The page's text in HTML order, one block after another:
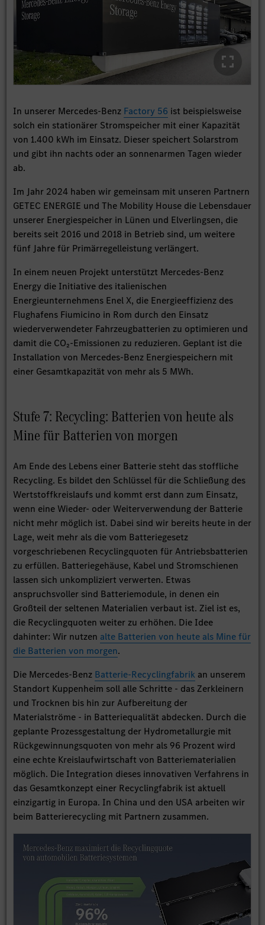
In unserer Mercedes-Benz Factory 56 ist beispielsweise
solch ein stationärer Stromspeicher mit einer Kapazität
von 1.400 kWh im Einsatz. Dieser speichert Solarstrom
und gibt ihn nachts oder an sonnenarmen Tagen wieder
ab.
Im Jahr 2024 haben wir gemeinsam mit unseren Partnern
GETEC ENERGIE und The Mobility House die Lebensdauer
unserer Energiespeicher in Lünen und Elverlingsen, die
bereits seit 2016 und 2018 in Betrieb sind, um weitere
fünf Jahre für Primärregelleistung verlängert.
In einem neuen Projekt unterstützt Mercedes-Benz
Energy die Initiative des italienischen
Energieunternehmens Enel X, die Energieeffizienz des
Flughafens Fiumicino in Rom durch den Einsatz
wiederverwendeter Fahrzeugbatterien zu optimieren und
damit die CO₂-Emissionen zu reduzieren. Geplant ist die
Installation von Mercedes-Benz Energiespeichern mit
einer Gesamtkapazität von mehr als 5 MWh.
Stufe 7: Recycling: Batterien von heute als
Mine für Batterien von morgen
Am Ende des Lebens einer Batterie steht das stoffliche
Recycling. Es bildet den Schlüssel für die Schließung des
Wertstoffkreislaufs und kommt erst dann zum Einsatz,
wenn eine Wieder- oder Weiterverwendung der Batterie
nicht mehr möglich ist. Dabei sind wir bereits heute in der
Lage, weit mehr als die vom Batteriegesetz
vorgeschriebenen Recyclingquoten für Antriebsbatterien
zu erfüllen. Batteriegehäuse, Kabel und Stromschienen
lassen sich unkompliziert verwerten. Etwas
anspruchsvoller sind Batteriemodule, in denen ein
Großteil der seltenen Materialien verbaut ist. Ziel ist es,
die Recyclingquoten weiter zu erhöhen. Die Idee
dahinter: Wir nutzen alte Batterien von heute als Mine für
die Batterien von morgen.
Die Mercedes-Benz Batterie-Recyclingfabrik an unserem
Standort Kuppenheim soll alle Schritte - das Zerkleinern
und Trocknen bis hin zur Aufbereitung der
Materialströme - in Batteriequalität abdecken. Durch die
geplante Prozessgestaltung der Hydrometallurgie mit
Rückgewinnungsquoten von mehr als 96 Prozent wird
eine echte Kreislaufwirtschaft von Batteriematerialien
möglich. Die Integration dieses innovativen Verfahrens in
das Gesamtkonzept einer Recyclingfabrik ist aktuell
einzigartig in Europa. In China und den USA arbeiten wir
beim Batterierecycling mit Partnern zusammen.